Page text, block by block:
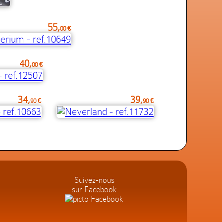
55,00 €
40,00 €
34,90 € 39,90 €
Suivez-nous
sur Facebook